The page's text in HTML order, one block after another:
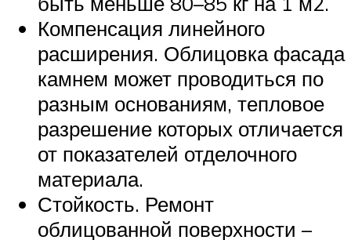
Компенсация линейного
расширения. Облицовка фасада
камнем может проводиться по
разным основаниям, тепловое
разрешение которых отличается
от показателей отделочного
материала.
Стойкость. Ремонт
облицованной поверхности –